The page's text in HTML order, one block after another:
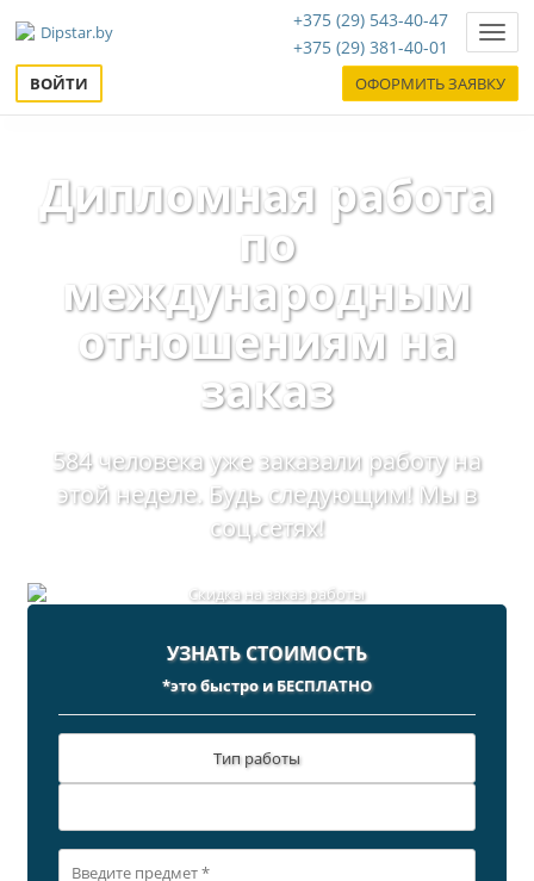
+375 (29) 543-40-47
+375 (29) 381-40-01
ВОЙТИ ОФОРМИТЬ ЗАЯВКУ
Дипломная работа
по
международным
отношениям на
заказ
584 человека уже заказали работу на
этой неделе. Будь следующим! Мы в
соц.сетях!
УЗНАТЬ СТОИМОСТЬ
*это быстро и БЕСПЛАТНО
Тип работы